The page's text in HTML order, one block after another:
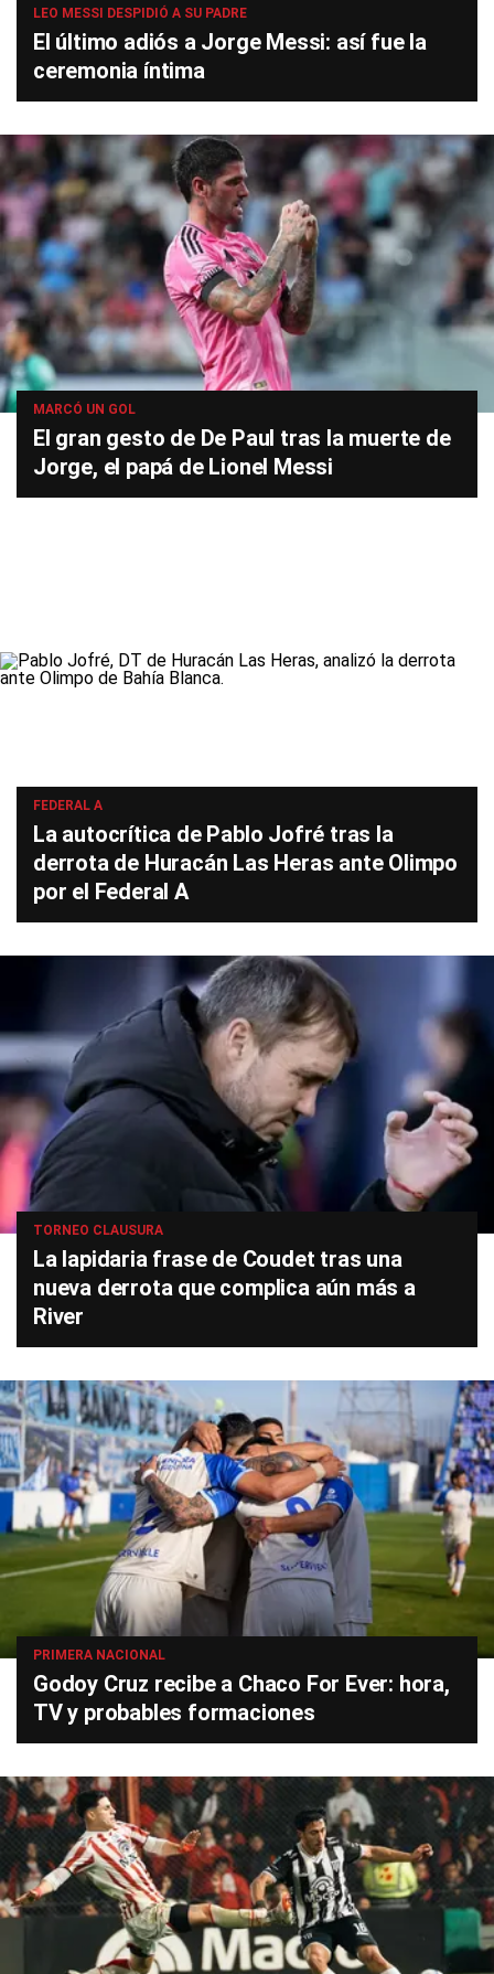
LEO MESSI DESPIDIÓ A SU PADRE
El último adiós a Jorge Messi: así fue la
ceremonia íntima
MARCÓ UN GOL
El gran gesto de De Paul tras la muerte de
Jorge, el papá de Lionel Messi
FEDERAL A
La autocrítica de Pablo Jofré tras la
derrota de Huracán Las Heras ante Olimpo
por el Federal A
TORNEO CLAUSURA
La lapidaria frase de Coudet tras una
nueva derrota que complica aún más a
River
PRIMERA NACIONAL
Godoy Cruz recibe a Chaco For Ever: hora,
TV y probables formaciones